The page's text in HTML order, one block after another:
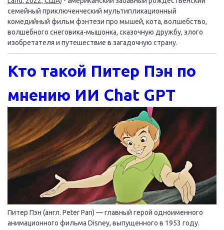
семейный приключенческий мультипликационный
комедийный фильм фэнтези про мышей, кота, волшебство,
волшебного снеговика-мышонка, сказочную дружбу, злого
изобретателя и путешествие в загадочную страну.
Кто такой Питер Пэн по
мнению ИИ Chat GPT
Питер Пэн (англ. Peter Pan) — главный герой одноименного
анимационного фильма Disney, выпущенного в 1953 году.